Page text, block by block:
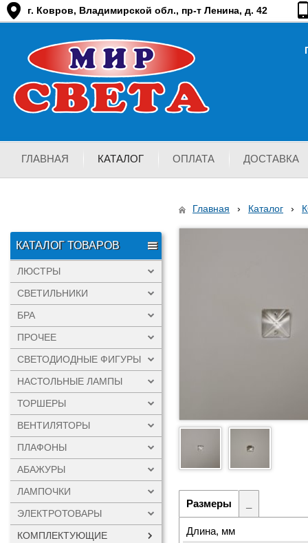
г. Ковров, Владимирской обл., пр-т Ленина, д. 42
ГЛАВНАЯ КАТАЛОГ ОПЛАТА ДОСТАВКА
КАТАЛОГ ТОВАРОВ
ЛЮСТРЫ
СВЕТИЛЬНИКИ
БРА
ПРОЧЕЕ
СВЕТОДИОДНЫЕ ФИГУРЫ
НАСТОЛЬНЫЕ ЛАМПЫ
ТОРШЕРЫ
ВЕНТИЛЯТОРЫ
ПЛАФОНЫ
АБАЖУРЫ
ЛАМПОЧКИ
ЭЛЕКТРОТОВАРЫ
КОМПЛЕКТУЮЩИЕ
Главная › Каталог ›
Размеры
Длина, мм